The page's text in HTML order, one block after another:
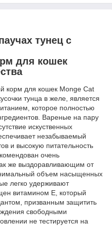
тунец с
для кошек
корм для кошек Monge Cat
тунца в желе, является
которое полностью
Вареные на пару
искуственных
незабываемый
и высокую питательность
очень
же выздоравливающим от
объем насыщенных
легко удерживают
витамином Е, который
призванным защитить
свободными
не тестируется на